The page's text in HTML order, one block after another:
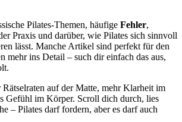
Pilates-Themen, häufige Fehler,
Praxis und darüber, wie Pilates sich sinnvoll
lässt. Manche Artikel sind perfekt für den
mehr ins Detail – such dir einfach das aus,
auf der Matte, mehr Klarheit im
Gefühl im Körper. Scroll dich durch, lies
– Pilates darf fordern, aber es darf auch